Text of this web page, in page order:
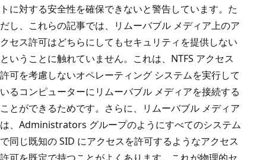
トに対する安全性を確保できないと警告しています。た
だし、これらの記事では、リムーバブル メディア上のア
クセス許可はどちらにしてもセキュリティを提供しない
ということに触れていません。これは、NTFS アクセス
許可を考慮しないオペレーティング システムを実行して
いるコンピューターにリムーバブル メディアを接続する
ことができるためです。さらに、リムーバブル メディア
は、Administrators グループのようにすべてのシステム
で同じ既知の SID にアクセスを許可するようなアクセス